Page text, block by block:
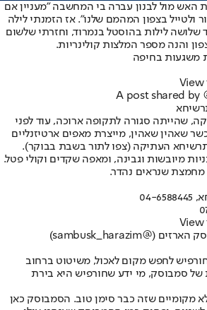
האש מול לבנון עברה בי המחשבה "מעניין אם
ולטייל בצפון המהמם שלנו". אז הזמנתי לילה
לילות בהוסטל בנמרוד, וחזרתי שלשום
והנה מספר המלצות קולינריות.
View
A post shared by
שהייתה סגורה לתקופה ארוכה, עוד לפני
שאהין שאהין, מייצרת מאפים ארטיזנליים
העתיקה (צפו לתור בשבת בבוקר).
מיובשות וגבינה, ומאפה שקדים וקולי פטל.
מחמצת שנראים נהדר.
View
לחפש מקום לאכול, משיטוט ברחוב
של סמבוסק, מי ידע שחורפיש היא בירת
מקומיים שזה כבר סימן טוב. הסמבוסק כאן